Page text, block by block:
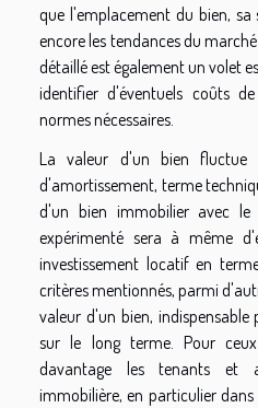
que l'emplacement du bien,
encore les tendances du
détaillé est également un volet
identifier d'éventuels coûts
normes nécessaires.
La valeur d'un bien fluctue
d'amortissement, terme
d'un bien immobilier avec
expérimenté sera à même
investissement locatif en
critères mentionnés, parmi
valeur d'un bien,
sur le long terme. Pour
davantage les tenants et
immobilière, en particulier